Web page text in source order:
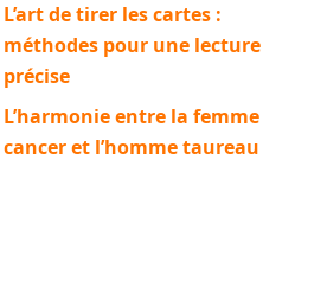
L’art de tirer les cartes :
méthodes pour une lecture
précise
L’harmonie entre la femme
cancer et l’homme taureau